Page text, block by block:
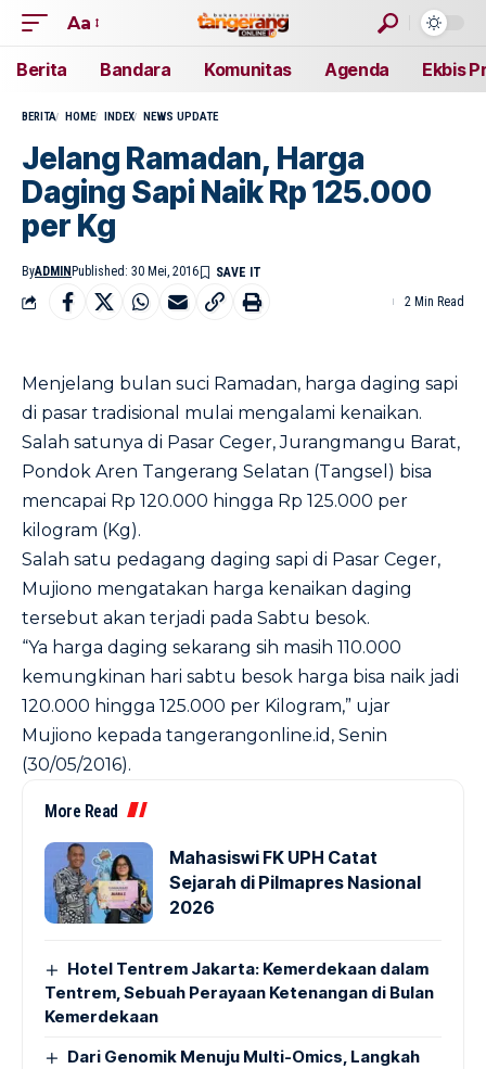
Aa
Berita Bandara Komunitas Agenda Ekbis
BERITA HOME INDEX NEWS UPDATE
Jelang Ramadan, Harga
Daging Sapi Naik Rp 125.000
per Kg
ByADMIN Published: 30 Mei, 2016
2 Min Read
Menjelang bulan suci Ramadan, harga daging sapi
di pasar tradisional mulai mengalami kenaikan.
Salah satunya di Pasar Ceger, Jurangmangu Barat,
Pondok Aren Tangerang Selatan (Tangsel) bisa
mencapai Rp 120.000 hingga Rp 125.000 per
kilogram (Kg).
Salah satu pedagang daging sapi di Pasar Ceger,
Mujiono mengatakan harga kenaikan daging
tersebut akan terjadi pada Sabtu besok.
“Ya harga daging sekarang sih masih 110.000
kemungkinan hari sabtu besok harga bisa naik jadi
120.000 hingga 125.000 per Kilogram,” ujar
Mujiono kepada tangerangonline.id , Senin
(30/05/2016).
More Read
Mahasiswi FK UPH Catat
Sejarah di Pilmapres Nasional
2026
Hotel Tentrem Jakarta: Kemerdekaan dalam
Tentrem, Sebuah Perayaan Ketenangan di Bulan
Kemerdekaan
Dari Genomik Menuju Multi-Omics, Langkah